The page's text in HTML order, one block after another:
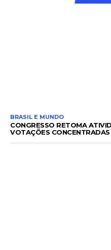
BRASIL E MUNDO
CONGRESSO RETOMA
VOTAÇÕES